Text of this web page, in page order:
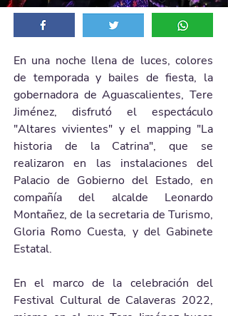
En una noche llena de luces, colores
de temporada y bailes de fiesta, la
gobernadora de Aguascalientes, Tere
Jiménez, disfrutó el espectáculo
"Altares vivientes" y el mapping "La
historia de la Catrina", que se
realizaron en las instalaciones del
Palacio de Gobierno del Estado, en
compañía del alcalde Leonardo
Montañez, de la secretaria de Turismo,
Gloria Romo Cuesta, y del Gabinete
Estatal.
En el marco de la celebración del
Festival Cultural de Calaveras 2022,